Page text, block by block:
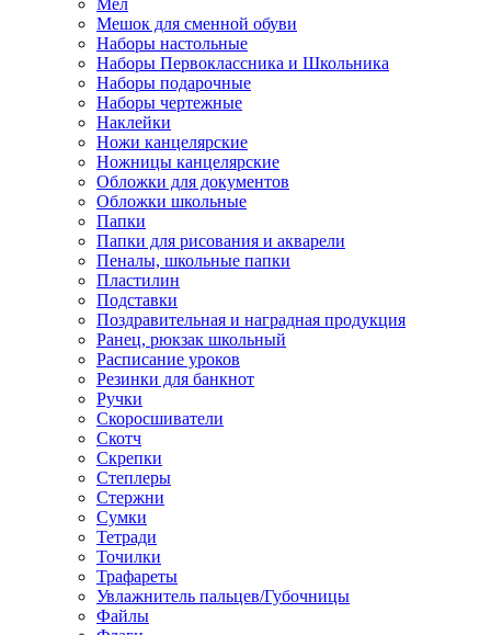
Мел
Мешок для сменной обуви
Наборы настольные
Наборы Первоклассника и Школьника
Наборы подарочные
Наборы чертежные
Наклейки
Ножи канцелярские
Ножницы канцелярские
Обложки для документов
Обложки школьные
Папки
Папки для рисования и акварели
Пеналы, школьные папки
Пластилин
Подставки
Поздравительная и наградная продукция
Ранец, рюкзак школьный
Расписание уроков
Резинки для банкнот
Ручки
Скоросшиватели
Скотч
Скрепки
Степлеры
Стержни
Сумки
Тетради
Точилки
Трафареты
Увлажнитель пальцев/Губочницы
Файлы